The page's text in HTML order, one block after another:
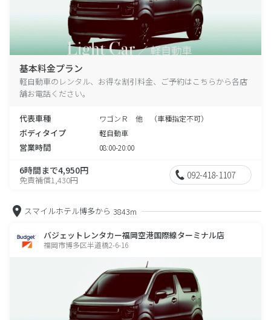
基本料金プラン
軽自動車のレンタル、お得な割引料金、ご予約はこちらから各店
舗お電話ください。
代表車種 ワゴンＲ 他 （車種指定不可）
ボディタイプ 軽自動車
営業時間 08:00-20:00
6時間まで4,950円
免責補償1,430円 092-418-1107
スマイルホテル博多から 3843m
バジェットレンタカー福岡空港国際線ターミナル店
福岡市博多区半道橋2-6-16